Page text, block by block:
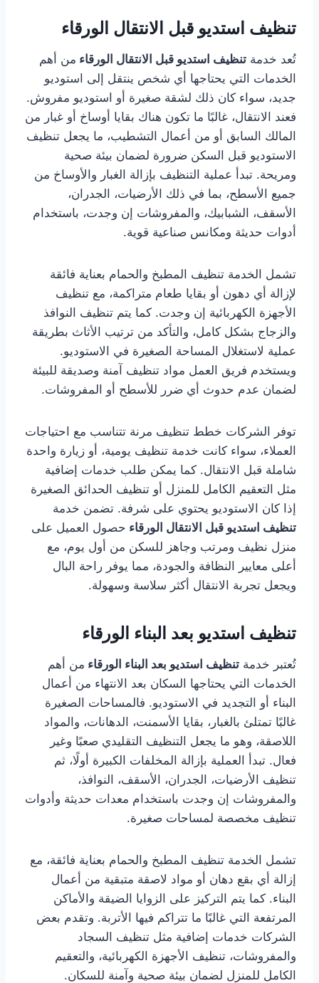
تنظيف استديو قبل الانتقال الورقاء
تُعد خدمة تنظيف استديو قبل الانتقال الورقاء من أهم
الخدمات التي يحتاجها أي شخص ينتقل إلى استوديو
جديد، سواء كان ذلك لشقة صغيرة أو استوديو مفروش.
فعند الانتقال، غالبًا ما تكون هناك بقايا أوساخ أو غبار من
المالك السابق أو من أعمال التشطيب، ما يجعل تنظيف
الاستوديو قبل السكن ضرورة لضمان بيئة صحية
ومريحة. تبدأ عملية التنظيف بإزالة الغبار والأوساخ من
جميع الأسطح، بما في ذلك الأرضيات، الجدران،
الأسقف، الشبابيك، والمفروشات إن وجدت، باستخدام
أدوات حديثة ومكانس صناعية قوية.
تشمل الخدمة تنظيف المطبخ والحمام بعناية فائقة
لإزالة أي دهون أو بقايا طعام متراكمة، مع تنظيف
الأجهزة الكهربائية إن وجدت. كما يتم تنظيف النوافذ
والزجاج بشكل كامل، والتأكد من ترتيب الأثاث بطريقة
عملية لاستغلال المساحة الصغيرة في الاستوديو.
ويستخدم فريق العمل مواد تنظيف آمنة وصديقة للبيئة
لضمان عدم حدوث أي ضرر للأسطح أو المفروشات.
توفر الشركات خطط تنظيف مرنة تتناسب مع احتياجات
العملاء، سواء كانت خدمة تنظيف يومية، أو زيارة واحدة
شاملة قبل الانتقال. كما يمكن طلب خدمات إضافية
مثل التعقيم الكامل للمنزل أو تنظيف الحدائق الصغيرة
إذا كان الاستوديو يحتوي على شرفة. تضمن خدمة
تنظيف استديو قبل الانتقال الورقاء حصول العميل على
منزل نظيف ومرتب وجاهز للسكن من أول يوم، مع
أعلى معايير النظافة والجودة، مما يوفر راحة البال
ويجعل تجربة الانتقال أكثر سلاسة وسهولة.
تنظيف استديو بعد البناء الورقاء
تُعتبر خدمة تنظيف استديو بعد البناء الورقاء من أهم
الخدمات التي يحتاجها السكان بعد الانتهاء من أعمال
البناء أو التجديد في الاستوديو. فالمساحات الصغيرة
غالبًا تمتلئ بالغبار، بقايا الأسمنت، الدهانات، والمواد
اللاصقة، وهو ما يجعل التنظيف التقليدي صعبًا وغير
فعال. تبدأ العملية بإزالة المخلفات الكبيرة أولًا، ثم
تنظيف الأرضيات، الجدران، الأسقف، النوافذ،
والمفروشات إن وجدت باستخدام معدات حديثة وأدوات
تنظيف مخصصة لمساحات صغيرة.
تشمل الخدمة تنظيف المطبخ والحمام بعناية فائقة، مع
إزالة أي بقع دهان أو مواد لاصقة متبقية من أعمال
البناء. كما يتم التركيز على الزوايا الضيقة والأماكن
المرتفعة التي غالبًا ما تتراكم فيها الأتربة. وتقدم بعض
الشركات خدمات إضافية مثل تنظيف السجاد
والمفروشات، تنظيف الأجهزة الكهربائية، والتعقيم
الكامل للمنزل لضمان بيئة صحية وآمنة للسكان.